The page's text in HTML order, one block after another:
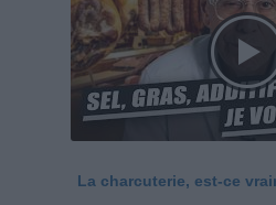
La charcuterie, est-ce